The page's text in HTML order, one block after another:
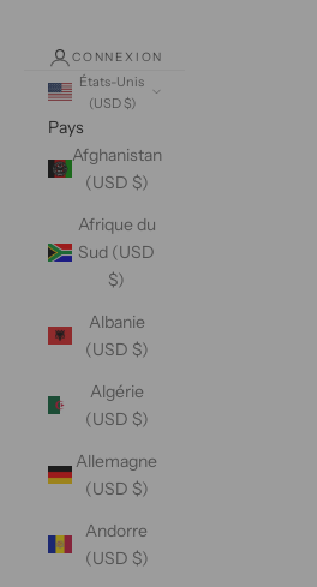
CONNEXION
États-Unis
(USD $)
Pays
Afghanistan
(USD $)
Afrique du
Sud (USD
$)
Albanie
(USD $)
Algérie
(USD $)
Allemagne
(USD $)
Andorre
(USD $)